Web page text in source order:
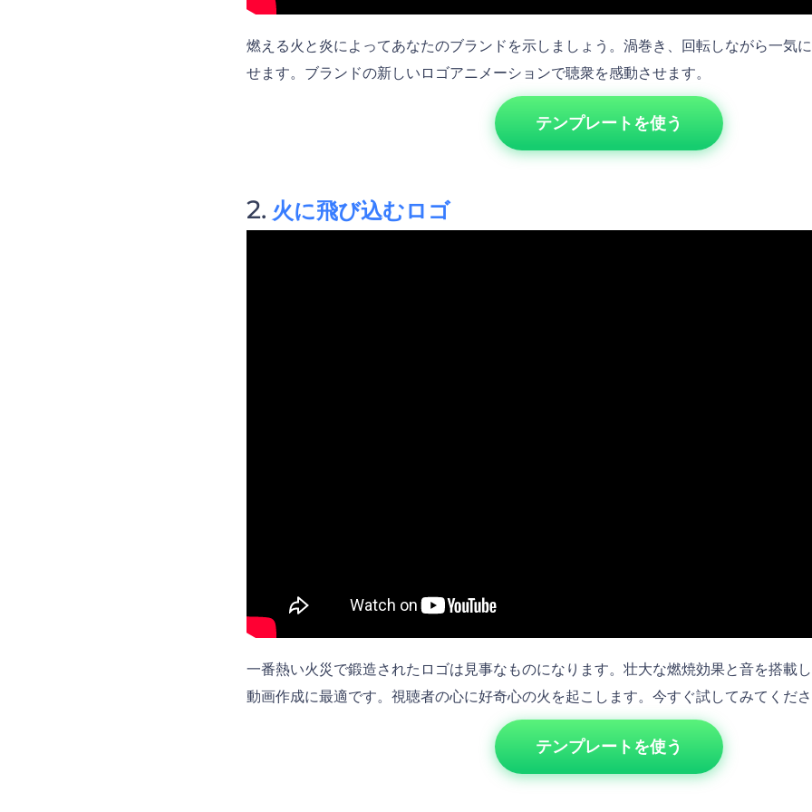
燃える火と炎によってあなたのブランドを示しましょう。渦巻き、回転しながら一気
せます。ブランドの新しいロゴアニメーションで聴衆を感動させます。
テンプレートを使う
火に飛び込むロゴ
一番熱い火災で鍛造されたロゴは見事なものになります。壮大な燃焼効果と音を搭載
動画作成に最適です。視聴者の心に好奇心の火を起こします。今すぐ試してみてくださ
テンプレートを使う